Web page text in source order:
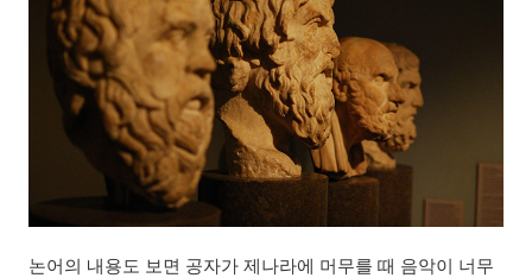
논어의 내용도 보면 공자가 제나라에 머무를 때 음악이 너무